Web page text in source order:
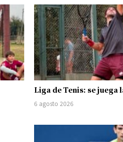
Liga de Tenis: se juega
6 agosto 2026